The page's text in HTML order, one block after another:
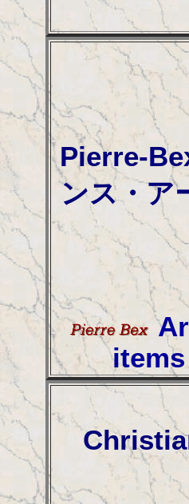
Pierre-
ンス・ア